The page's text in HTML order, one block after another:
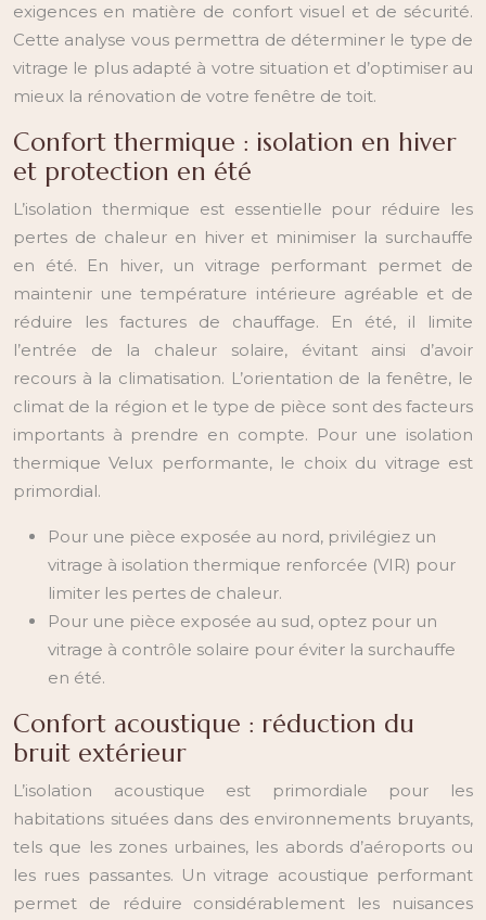
exigences en matière de confort visuel et de sécurité.
Cette analyse vous permettra de déterminer le type de
vitrage le plus adapté à votre situation et d’optimiser au
mieux la rénovation de votre fenêtre de toit.
Confort thermique : isolation en hiver
et protection en été
L’isolation thermique est essentielle pour réduire les
pertes de chaleur en hiver et minimiser la surchauffe
en été. En hiver, un vitrage performant permet de
maintenir une température intérieure agréable et de
réduire les factures de chauffage. En été, il limite
l’entrée de la chaleur solaire, évitant ainsi d’avoir
recours à la climatisation. L’orientation de la fenêtre, le
climat de la région et le type de pièce sont des facteurs
importants à prendre en compte. Pour une isolation
thermique Velux performante, le choix du vitrage est
primordial.
Pour une pièce exposée au nord, privilégiez un
vitrage à isolation thermique renforcée (VIR) pour
limiter les pertes de chaleur.
Pour une pièce exposée au sud, optez pour un
vitrage à contrôle solaire pour éviter la surchauffe
en été.
Confort acoustique : réduction du
bruit extérieur
L’isolation acoustique est primordiale pour les
habitations situées dans des environnements bruyants,
tels que les zones urbaines, les abords d’aéroports ou
les rues passantes. Un vitrage acoustique performant
permet de réduire considérablement les nuisances